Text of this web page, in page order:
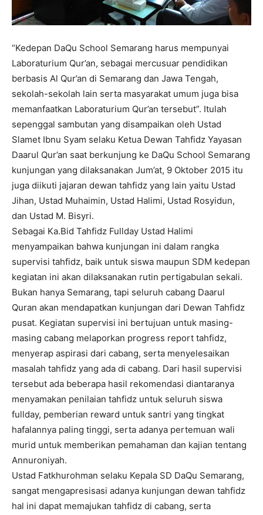
“Kedepan DaQu School Semarang harus mempunyai
Laboraturium Qur’an, sebagai mercusuar pendidikan
berbasis Al Qur’an di Semarang dan Jawa Tengah,
sekolah-sekolah lain serta masyarakat umum juga bisa
memanfaatkan Laboraturium Qur’an tersebut”. Itulah
sepenggal sambutan yang disampaikan oleh Ustad
Slamet Ibnu Syam selaku Ketua Dewan Tahfidz Yayasan
Daarul Qur’an saat berkunjung ke DaQu School Semarang
kunjungan yang dilaksanakan Jum’at, 9 Oktober 2015 itu
juga diikuti jajaran dewan tahfidz yang lain yaitu Ustad
Jihan, Ustad Muhaimin, Ustad Halimi, Ustad Rosyidun,
dan Ustad M. Bisyri.
Sebagai Ka.Bid Tahfidz Fullday Ustad Halimi
menyampaikan bahwa kunjungan ini dalam rangka
supervisi tahfidz, baik untuk siswa maupun SDM kedepan
kegiatan ini akan dilaksanakan rutin pertigabulan sekali.
Bukan hanya Semarang, tapi seluruh cabang Daarul
Quran akan mendapatkan kunjungan dari Dewan Tahfidz
pusat. Kegiatan supervisi ini bertujuan untuk masing-
masing cabang melaporkan progress report tahfidz,
menyerap aspirasi dari cabang, serta menyelesaikan
masalah tahfidz yang ada di cabang. Dari hasil supervisi
tersebut ada beberapa hasil rekomendasi diantaranya
menyamakan penilaian tahfidz untuk seluruh siswa
fullday, pemberian reward untuk santri yang tingkat
hafalannya paling tinggi, serta adanya pertemuan wali
murid untuk memberikan pemahaman dan kajian tentang
Annuroniyah.
Ustad Fatkhurohman selaku Kepala SD DaQu Semarang,
sangat mengapresisasi adanya kunjungan dewan tahfidz
hal ini dapat memajukan tahfidz di cabang, serta